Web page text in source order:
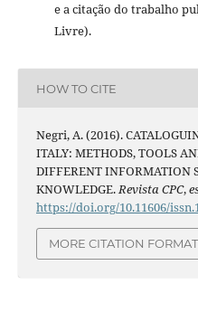
e a citação do trabalho
Livre).
HOW TO CITE
Negri, A. (2016).
ITALY: METHODS, TOOLS
DIFFERENT INFORMATION
KNOWLEDGE.Revista CPC,
https://doi.org/10.11606/
MORE CITATION